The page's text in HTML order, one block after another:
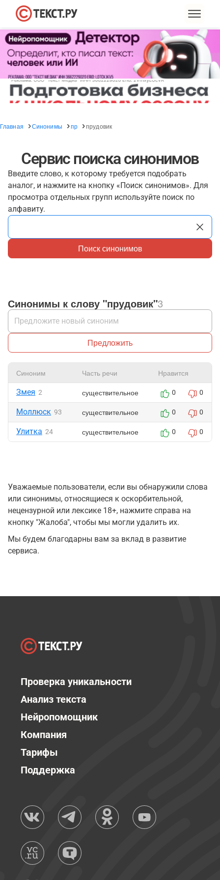
Главная Синонимы пр прудовик
Сервис поиска синонимов
Введите слово, к которому требуется подобрать
аналог, и нажмите на кнопку «Поиск синонимов». Для
просмотра отдельных групп используйте поиск по
алфавиту.
Поиск синонимов
Синонимы к слову "прудовик"3
Предложить
Синоним Часть речи Нравится
Змея 2 существительное 0 0
Моллюск 93 существительное 0 0
Улитка 24 существительное 0 0
Уважаемые пользователи, если вы обнаружили слова
или синонимы, относящиеся к оскорбительной,
нецензурной или лексике 18+, нажмите справа на
кнопку "Жалоба", чтобы мы могли удалить их.
Мы будем благодарны вам за вклад в развитие
сервиса.
Проверка уникальности
Анализ текста
Нейропомощник
Компания
Тарифы
Поддержка